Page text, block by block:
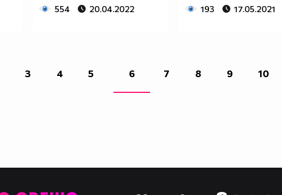
554 20.04.2022 193 17.05.2021
3 4 5 6 7 8 9 10